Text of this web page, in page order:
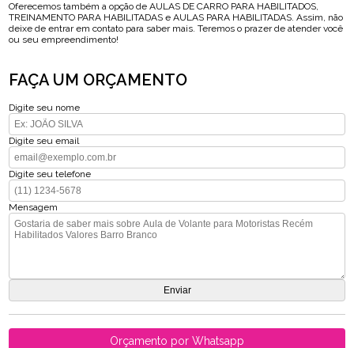
Oferecemos também a opção de AULAS DE CARRO PARA HABILITADOS,
TREINAMENTO PARA HABILITADAS e AULAS PARA HABILITADAS. Assim, não
deixe de entrar em contato para saber mais. Teremos o prazer de atender você
ou seu empreendimento!
FAÇA UM ORÇAMENTO
Digite seu nome
Digite seu email
Digite seu telefone
Mensagem
Orçamento por Whatsapp